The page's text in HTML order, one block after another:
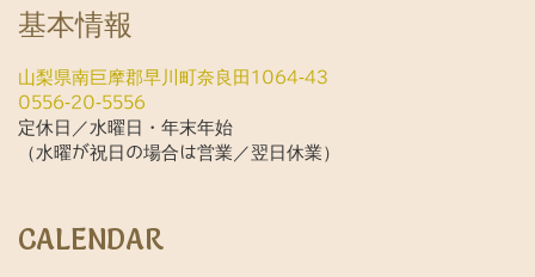
基本情報
山梨県南巨摩郡早川町奈良田1064-43
0556-20-5556
定休日／水曜日・年末年始
（水曜が祝日の場合は営業／翌日休業）
CALENDAR